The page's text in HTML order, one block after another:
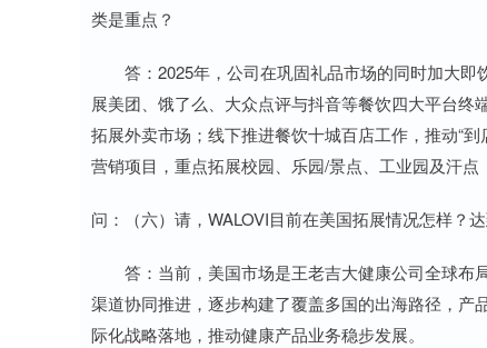
类是重点？
答：2025年，公司在巩固礼品市场的同时加大即
展美团、饿了么、大众点评与抖音等餐饮四大平台终
拓展外卖市场；线下推进餐饮十城百店工作，推动“到
营销项目，重点拓展校园、乐园/景点、工业园及汗
问：（六）请，WALOVI目前在美国拓展情况怎样？
答：当前，美国市场是王老吉大健康公司全球布
渠道协同推进，逐步构建了覆盖多国的出海路径，
际化战略落地，推动健康产品业务稳步发展。